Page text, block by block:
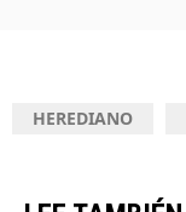
HEREDIANO